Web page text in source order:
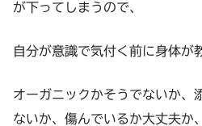
が下ってしまうので、
自分が意識で気付く前に身体が
オーガニックかそうでないか、
ないか、傷んでいるか大丈夫か、